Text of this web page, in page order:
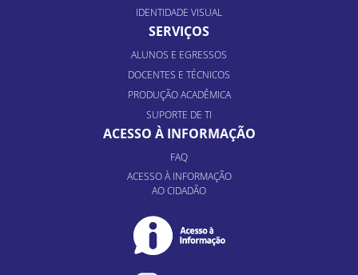
IDENTIDADE VISUAL
SERVIÇOS
ALUNOS E EGRESSOS
DOCENTES E TÉCNICOS
PRODUÇÃO ACADÊMICA
SUPORTE DE TI
ACESSO À INFORMAÇÃO
FAQ
ACESSO À INFORMAÇÃO
AO CIDADÃO